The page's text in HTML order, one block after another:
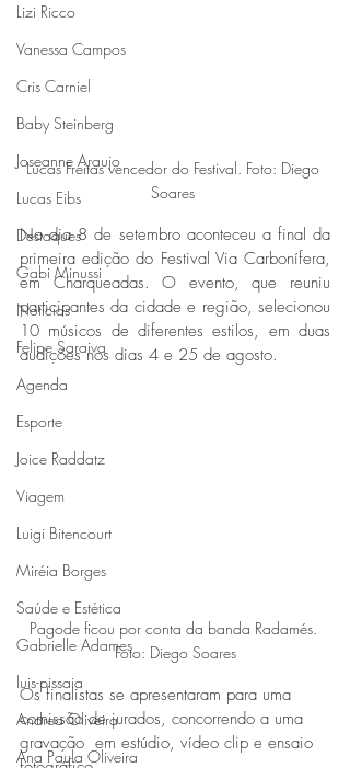
Lizi Ricco
Vanessa Campos
Cris Carniel
Baby Steinberg
Joseanne Araujo
Lucas Eibs
Destaques
Gabi Minussi
Notícias
Felipe Saraiva
Agenda
Esporte
Joice Raddatz
Viagem
Luigi Bitencourt
Miréia Borges
Saúde e Estética
Gabrielle Adames
luis-pissaia
Andrea Oliveira
Ana Paula Oliveira
Lucas Freitas vencedor do Festival. Foto: Diego
Soares
No dia 8 de setembro aconteceu a final da
primeira edição do Festival Via Carbonífera,
em Charqueadas. O evento, que reuniu
participantes da cidade e região, selecionou
10 músicos de diferentes estilos, em duas
audições nos dias 4 e 25 de agosto.
Pagode ficou por conta da banda Radamés.
Foto: Diego Soares
Os finalistas se apresentaram para uma
comissão de jurados, concorrendo a uma
gravação  em estúdio, vídeo clip e ensaio